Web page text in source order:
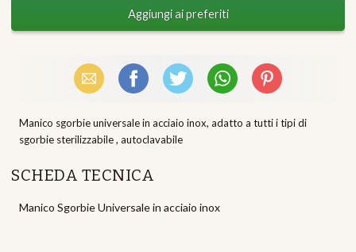
Email FacebookX (Twitter)WhatsAppPinterest
Manico sgorbie universale in acciaio inox, adatto a tutti i tipi di
sgorbie sterilizzabile , autoclavabile
SCHEDA TECNICA
Manico Sgorbie Universale in acciaio inox